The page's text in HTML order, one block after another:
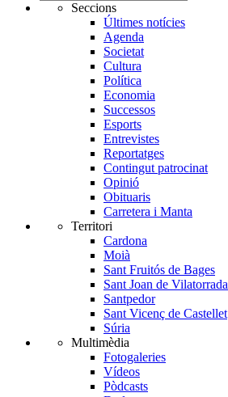
Seccions
Últimes notícies
Agenda
Societat
Cultura
Política
Economia
Successos
Esports
Entrevistes
Reportatges
Contingut patrocinat
Opinió
Obituaris
Carretera i Manta
Territori
Cardona
Moià
Sant Fruitós de Bages
Sant Joan de Vilatorrada
Santpedor
Sant Vicenç de Castellet
Súria
Multimèdia
Fotogaleries
Vídeos
Pòdcasts